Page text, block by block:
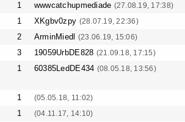
1 wwwcatchupmediade (27.08.19, 17:38)
1 XKgbv0zpy (28.07.19, 22:36)
2 ArminMiedl (23.06.19, 15:06)
3 19059UrbDE828 (21.09.18, 17:15)
1 60385LedDE434 (08.05.18, 13:56)
1 (05.05.18, 11:02)
1 (04.11.17, 14:10)